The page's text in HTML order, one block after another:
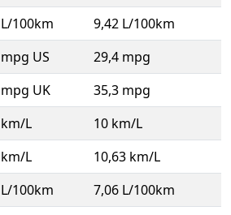
L/100km
9,42 L/100km
mpg US
29,4 mpg
mpg UK
35,3 mpg
km/L
10 km/L
km/L
10,63 km/L
L/100km
7,06 L/100km